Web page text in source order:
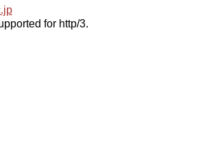
for http/3.